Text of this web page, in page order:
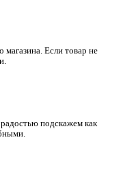
Если товар не
подскажем как